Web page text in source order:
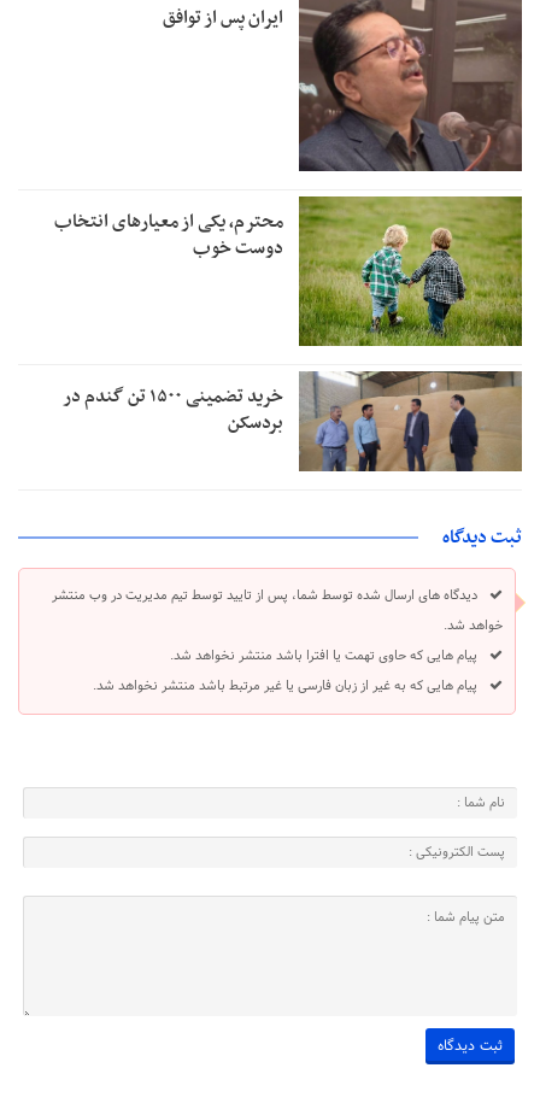
ایران پس از توافق
محترم، یکی از معیارهای انتخاب
دوست خوب
خرید تضمینی ۱۵۰۰ تن گندم در
بردسکن
ثبت دیدگاه
دیدگاه های ارسال شده توسط شما، پس از تایید توسط تیم مدیریت در وب منتشر
خواهد شد.
پیام هایی که حاوی تهمت یا افترا باشد منتشر نخواهد شد.
پیام هایی که به غیر از زبان فارسی یا غیر مرتبط باشد منتشر نخواهد شد.